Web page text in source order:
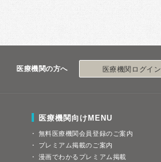
医療機関の方へ 医療機関ログイン
医療機関向けMENU
無料医療機関会員登録のご案内
プレミアム掲載のご案内
漫画でわかるプレミアム掲載